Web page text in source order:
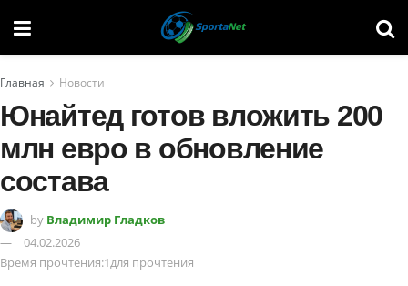
Главная Новости
Юнайтед готов вложить 200
млн евро в обновление
состава
by Владимир Гладков
04.02.2026
Время прочтения:1для прочтения